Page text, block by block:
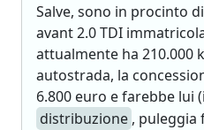
Salve, sono in procinto
avant 2.0 TDI
attualmente ha 210.000
autostrada, la
6.800 euro e farebbe lui
distribuzione , puleggia